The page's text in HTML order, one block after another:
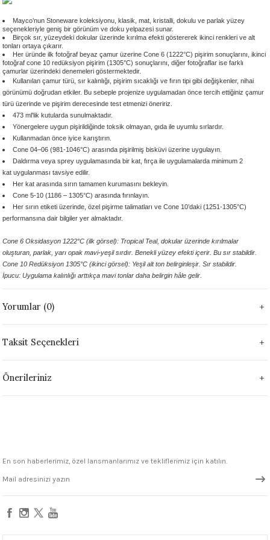
°C
- 1222 °C
- 1046 °C
°C
1046 °C
°C
°C
°C
999 - 1222 °C
1305 °C
Mayco’nun Stoneware koleksiyonu, klasik, mat, kristalli, dokulu ve parlak yüzey
seçenekleriyle geniş bir görünüm ve doku yelpazesi sunar.
Birçok sır, yüzeydeki dokular üzerinde kırılma efekti göstererek ikinci renkleri ve alt
tonları ortaya çıkarır.
Her üründe ilk fotoğraf beyaz çamur üzerine Cone 6 (1222°C) pişirim sonuçlarını, ikinci
fotoğraf cone 10 redüksiyon pişirim (1305°C) sonuçlarını, diğer fotoğraflar ise farklı
çamurlar üzerindeki denemeleri göstermektedir.
Kullanılan çamur türü, sır kalınlığı, pişirim sıcaklığı ve fırın tipi gibi değişkenler, nihai
görünümü doğrudan etkiler. Bu sebeple projenize uygulamadan önce tercih ettiğiniz çamur
türü üzerinde ve pişirim derecesinde test etmenizi öneririz.
473 ml'lik kutularda sunulmaktadır.
Yönergelere uygun pişirildiğinde toksik olmayan, gıda ile uyumlu sırlardır.
Kullanmadan önce iyice karıştırın.
Cone 04–06 (981-1046°C) arasında pişirilmiş bisküvi üzerine uygulayın.
Daldırma veya sprey uygulamasında bir kat, fırça ile uygulamalarda minimum 2
kat uygulanması tavsiye edilir.
Her kat arasında sırın tamamen kurumasını bekleyin.
Cone 5-10 (1186 – 1305°C) arasında fırınlayın.
Her sırın etiketi üzerinde, özel pişirme talimatları ve Cone 10’daki (1251-1305°C)
performansına dair bilgiler yer almaktadır.
Cone 6 Oksidasyon 1222°C (ilk görsel): Tropical Teal, dokular üzerinde kırılmalar
oluşturan, parlak, yarı opak mavi-yeşil sırdır. Benekli yüzey efekti içerir. Bu sır stabildir.
Cone 10 Redüksiyon 1305°C (ikinci görsel): Yeşil alt ton belirginleşir. Sır stabildir.
İpucu: Uygulama kalınlığı arttıkça mavi tonlar daha belirgin hâle gelir.
Yorumlar (0)
Taksit Seçenekleri
Önerileriniz
En son haberlerimiz, özel lansmanlarımız ve tekliflerimiz için katılın.